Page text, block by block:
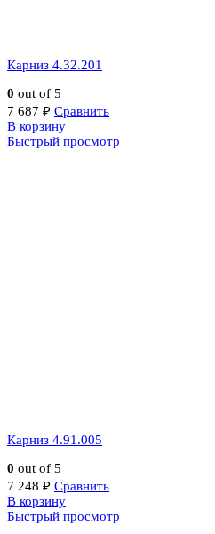
Карниз 4.32.201
0 out of 5
7 687 ₽ Сравнить
В корзину
Быстрый просмотр
Карниз 4.91.005
0 out of 5
7 248 ₽ Сравнить
В корзину
Быстрый просмотр